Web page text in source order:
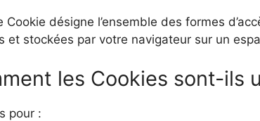
désigne l’ensemble des formes
et stockées par votre navigateur sur un
les Cookies sont-ils
pour :